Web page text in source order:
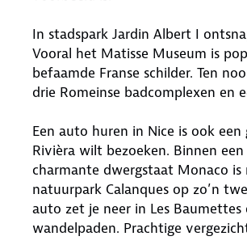
In stadspark Jardin Albert I
Vooral het Matisse Museum is
befaamde Franse schilder. Ten
drie Romeinse badcomplexen en
Een auto huren in Nice is ook
Rivièra wilt bezoeken. Binnen
charmante dwergstaat Monaco
natuurpark Calanques op zo’n
auto zet je neer in Les
wandelpaden. Prachtige